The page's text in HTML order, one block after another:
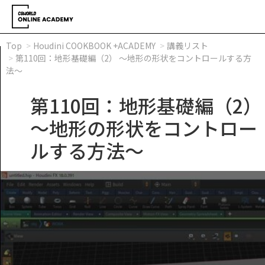
Top Houdini COOKBOOK +ACADEMY
講義リスト
第110回：地形基礎編（2） ～地形の形状をコントロールする方
法～
第110回：地形基礎編（2）
～地形の形状をコントロー
ルする方法～